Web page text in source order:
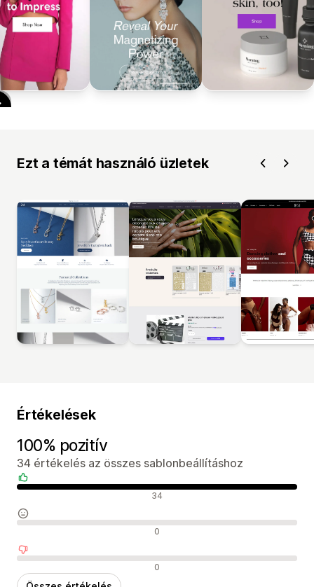
Ezt a témát használó üzletek
Értékelések
100% pozitív
34 értékelés az összes sablonbeállításhoz
Pozitív értékelések 34
Semleges értékelések 0
Negatív értékelések 0